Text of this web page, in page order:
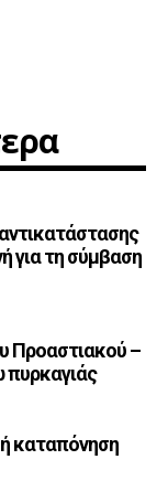
για τη σύμβαση
Προαστιακού –
πυρκαγιάς
καταπόνηση